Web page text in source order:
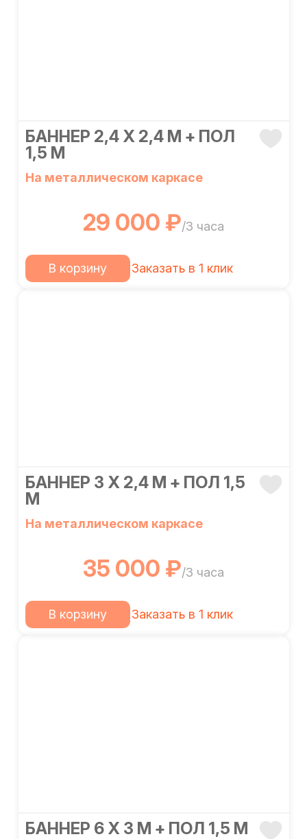
БАННЕР 2,4 Х 2,4 М + ПОЛ
1,5 М
На металлическом каркасе
29 000 ₽/3 часа
В корзину Заказать в 1 клик
БАННЕР 3 Х 2,4 М + ПОЛ 1,5
М
На металлическом каркасе
35 000 ₽/3 часа
В корзину Заказать в 1 клик
БАННЕР 6 Х 3 М + ПОЛ 1,5 М